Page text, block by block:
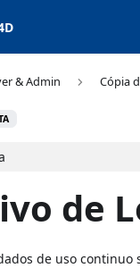
& Admin Cópia
de
de uso